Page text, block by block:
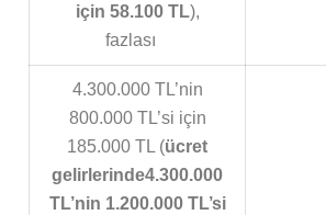
için 58.100 TL),
fazlası
4.300.000 TL’nin
800.000 TL’si için
185.000 TL (ücret
gelirlerinde4.300.000
TL’nin 1.200.000 TL’si